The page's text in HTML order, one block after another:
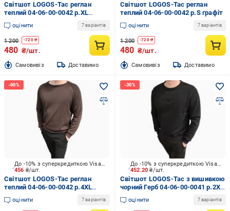
Світшот LOGOS-Tac реглан
теплий 04-06-00-0042 р.XL
чорний
оцінити 7 варіантів
1 200 -720₴
480 ₴/шт.
Cамовивіз Доставимо
Світшот LOGOS-Tac реглан
теплий 04-06-00-0042 р.S графіт
оцінити 7 варіантів
1 200 -720₴
480 ₴/шт.
Cамовивіз Доставимо
456 ₴/шт.
До -10% з суперкредиткою Visa Вигода
Світшот LOGOS-Tac реглан
теплий 04-06-00-0042 р.4XL
шоколадний
оцінити 7 варіантів
452.20₴/шт.
До -10% з суперкредиткою Visa Вигода
Світшот LOGOS-Tac з вишивкою
чорний Герб 04-06-00-0041 р.2XL
темно-синій
оцінити 7 варіантів